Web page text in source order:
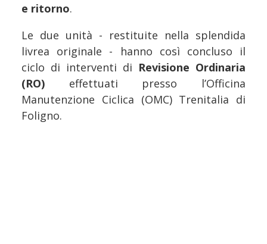
e ritorno.
Le due unità - restituite nella splendida
livrea originale - hanno così concluso il
ciclo di interventi di Revisione Ordinaria
(RO) effettuati presso l’Officina
Manutenzione Ciclica (OMC) Trenitalia di
Foligno.